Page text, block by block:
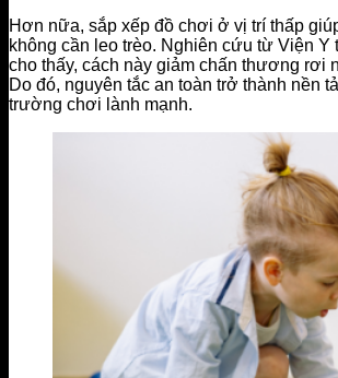
Hơn nữa, sắp xếp đồ chơi ở vị trí thấp
không cần leo trèo. Nghiên cứu từ Viện Y
cho thấy, cách này giảm chấn thương rơi
Do đó, nguyên tắc an toàn trở thành nền
trường chơi lành mạnh.